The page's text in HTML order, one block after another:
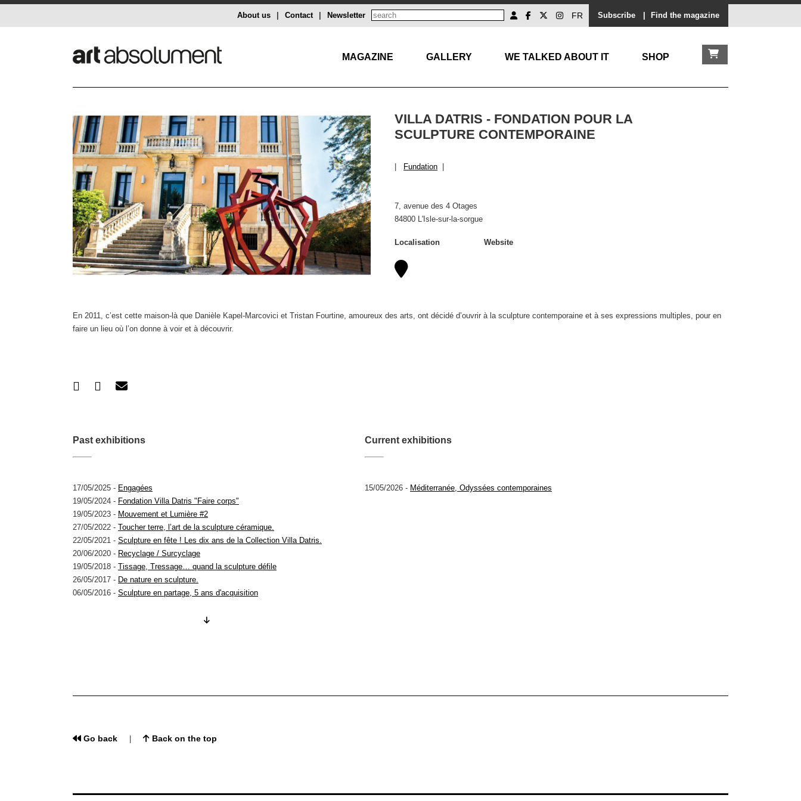
Subscribe Find the magazine
FR
Newsletter
Contact
About us
MAGAZINE GALLERY WE TALKED ABOUT IT SHOP
VILLA DATRIS - FONDATION POUR LA
SCULPTURE CONTEMPORAINE
Fundation
7, avenue des 4 Otages
84800 L'Isle-sur-la-sorgue
Localisation Website
En 2011, c’est cette maison-là que Danièle Kapel-Marcovici et Tristan Fourtine, amoureux des arts, ont décidé d’ouvrir à la sculpture contemporaine e­t à ses expressions multiples, pour en
faire un lieu où l’on donne à voir et à découvrir.
Past exhibitions
17/05/2025 - Engagées
19/05/2024 - Fondation Villa Datris "Faire corps"
19/05/2023 - Mouvement et Lumière #2
27/05/2022 - Toucher terre, l’art de la sculpture céramique.
22/05/2021 - Sculpture en fête ! Les dix ans de la Collection Villa Datris.
20/06/2020 - Recyclage / Surcyclage
19/05/2018 - Tissage, Tressage… quand la sculpture défile
26/05/2017 - De nature en sculpture.
06/05/2016 - Sculpture en partage, 5 ans d'acquisition
Current exhibitions
15/05/2026 - Méditerranée, Odyssées contemporaines
Go back | Back on the top